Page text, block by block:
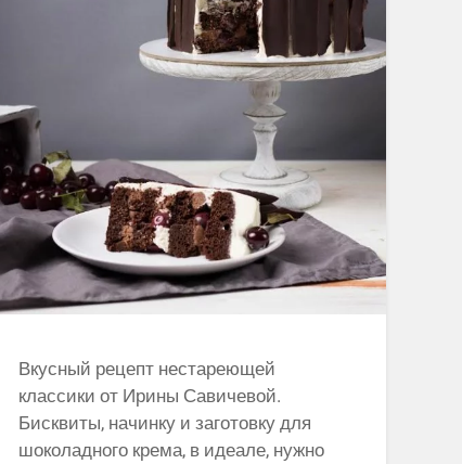
Вкусный рецепт нестареющей
классики от Ирины Савичевой.
Бисквиты, начинку и заготовку для
шоколадного крема, в идеале, нужно